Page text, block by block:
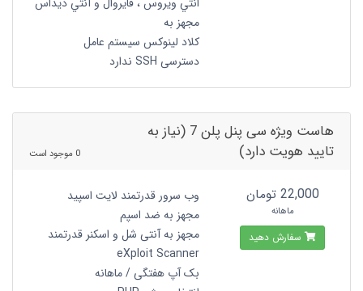
مجهز به
کلاد لینوکس سیستم عامل
دسترسی SSH ندارد
هاست ویژه سی پنل پلن 7 (نیاز به
تایید هویت دارد)
0 موجود است
وب سرور قدرتمند لایت اسپید
مجهز به ضد اسپم
مجهز به آنتی شل و اسکنر قدرتمند
eXploit Scanner
بک آپ هفتگی / ماهانه
22,000 تومان
ماهانه
سفارش دهید